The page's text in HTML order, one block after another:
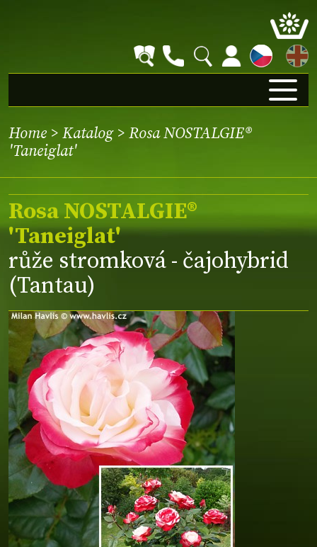
EN
Home > Katalog> Rosa NOSTALGIE®
'Taneiglat'
Rosa NOSTALGIE®
'Taneiglat'
růže stromková - čajohybrid
(Tantau)